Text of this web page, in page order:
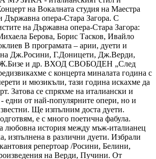
на Вокалната студия на Маестра
опера-Стара Загора. С
на Държавна опера-Стара Загора:
Берова, Борис Тасков, Ивайло
В програмата – арии, дуети и
на Дж.Росини, Г.Доницети, Дж.Верди,
и др. ВХОД СВОБОДЕН „След
с концерта миналата година с
и мюзикъли, тази година искахме да
Затова се спряхме на италиански и
едни от най-популярните опери, но и
Ще изпълним доста дуети.
е с много поетична фабула.
любовна история между мъж-италианец
изпълнена в различни дуети. Избрали
репертоар /Росини, Белини,
на Верди, Пучини. От